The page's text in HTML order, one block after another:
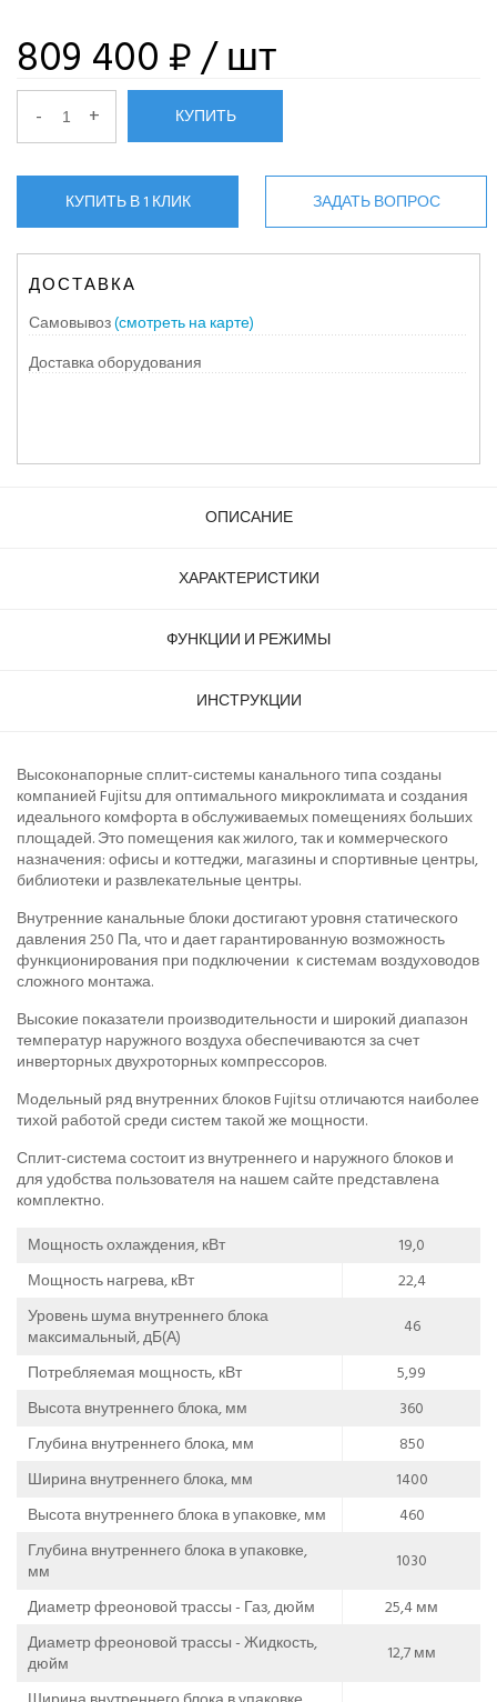
809 400 ₽/ шт
- + КУПИТЬ
КУПИТЬ В 1 КЛИК ЗАДАТЬ ВОПРОС
ДОСТАВКА
Самовывоз(смотреть на карте)
Доставка оборудования
ОПИСАНИЕ
ХАРАКТЕРИСТИКИ
ФУНКЦИИ И РЕЖИМЫ
ИНСТРУКЦИИ
Высоконапорные сплит-системы канального типа созданы
компанией Fujitsu для оптимального микроклимата и создания
идеального комфорта в обслуживаемых помещениях больших
площадей. Это помещения как жилого, так и коммерческого
назначения: офисы и коттеджи, магазины и спортивные центры,
библиотеки и развлекательные центры.
Внутренние канальные блоки достигают уровня статического
давления 250 Па, что и дает гарантированную возможность
функционирования при подключении к системам воздуховодов
сложного монтажа.
Высокие показатели производительности и широкий диапазон
температур наружного воздуха обеспечиваются за счет
инверторных двухроторных компрессоров.
Модельный ряд внутренних блоков Fujitsu отличаются наиболее
тихой работой среди систем такой же мощности.
Сплит-система состоит из внутреннего и наружного блоков и
для удобства пользователя на нашем сайте представлена
комплектно.
Мощность охлаждения, кВт
19,0
Мощность нагрева, кВт
22,4
Уровень шума внутреннего блока
максимальный, дБ(А)
46
Потребляемая мощность, кВт
5,99
Высота внутреннего блока, мм
360
Глубина внутреннего блока, мм
850
Ширина внутреннего блока, мм
1400
Высота внутреннего блока в упаковке, мм
460
Глубина внутреннего блока в упаковке,
мм
1030
Диаметр фреоновой трассы - Газ, дюйм
25,4 мм
Диаметр фреоновой трассы - Жидкость,
дюйм
12,7 мм